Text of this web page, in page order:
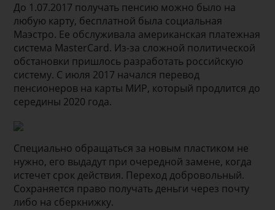
До 1.07.2017 получать пенсию можно было на
любую карту, бесплатной была социальная
Маэстро. Ее обслуживала американская платежная
система MasterCard. Из-за сложной политической
обстановки пришлось разработать российскую
систему. С июля 2017 начался перевод
пенсионеров на карты МИР, который продлится до
середины 2020 года.
Специально обращаться за новым пластиком не
нужно, его выдадут при очередной замене, когда
истечет срок действия. Переход добровольный.
Сохраняется право получать деньги через почту
либо на сберкнижку.